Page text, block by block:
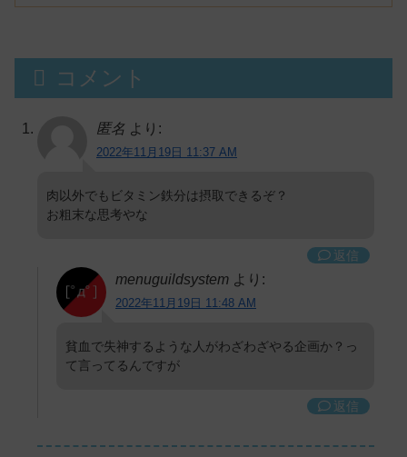
コメント
匿名 より:
2022年11月19日 11:37 AM
肉以外でもビタミン鉄分は摂取できるぞ？
お粗末な思考やな
返信
menuguildsystem より:
2022年11月19日 11:48 AM
貧血で失神するような人がわざわざやる企画か？っ
て言ってるんですが
返信